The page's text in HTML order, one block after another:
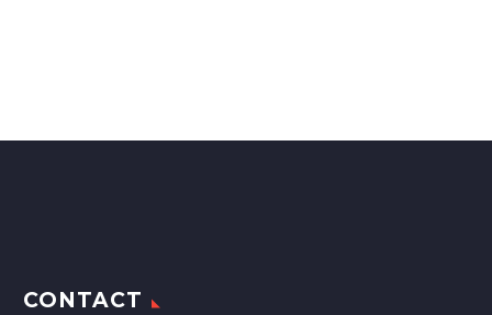
CONTACT